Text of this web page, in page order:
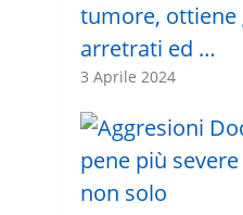
tumore, ottiene
arretrati ed …
3 Aprile 2024